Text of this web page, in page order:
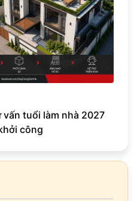
tuổi làm nhà 2027
công